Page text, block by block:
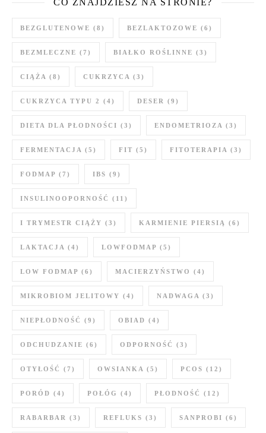
CO ZNAJDZIESZ NA STRONIE?
BEZGLUTENOWE (8) BEZLAKTOZOWE (6)
BEZMLECZNE (7) BIAŁKO ROŚLINNE (3)
CIĄŻA (8) CUKRZYCA (3)
CUKRZYCA TYPU 2 (4) DESER (9)
DIETA DLA PŁODNOŚCI (3) ENDOMETRIOZA (3)
FERMENTACJA (5) FIT (5) FITOTERAPIA (3)
FODMAP (7) IBS (9)
INSULINOOPORNOŚĆ (11)
I TRYMESTR CIĄŻY (3) KARMIENIE PIERSIĄ (6)
LAKTACJA (4) LOWFODMAP (5)
LOW FODMAP (6) MACIERZYŃSTWO (4)
MIKROBIOM JELITOWY (4) NADWAGA (3)
NIEPŁODNOŚĆ (9) OBIAD (4)
ODCHUDZANIE (6) ODPORNOŚĆ (3)
OTYŁOŚĆ (7) OWSIANKA (5) PCOS (12)
PORÓD (4) POŁÓG (4) PŁODNOŚĆ (12)
RABARBAR (3) REFLUKS (3) SANPROBI (6)